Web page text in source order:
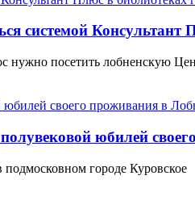
системой Консультант
нужно посетить лобненскую
юбилей
городе Куровское